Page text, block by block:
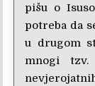
pišu o
potreba da
u drugom
mnogi